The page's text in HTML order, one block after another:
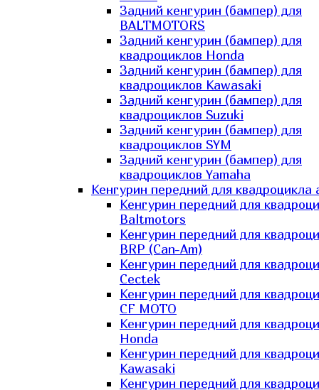
Задний кенгурин (бампер) для
BALTMOTORS
Задний кенгурин (бампер) для
квадроциклов Honda
Задний кенгурин (бампер) для
квадроциклов Kawasaki
Задний кенгурин (бампер) для
квадроциклов Suzuki
Задний кенгурин (бампер) для
квадроциклов SYM
Задний кенгурин (бампер) для
квадроциклов Yamaha
Кенгурин передний для квадроцикла
Кенгурин передний для
Baltmotors
Кенгурин передний для
BRP (Can-Am)
Кенгурин передний для
Cectek
Кенгурин передний для
CF MOTO
Кенгурин передний для
Honda
Кенгурин передний для
Kawasaki
Кенгурин передний для